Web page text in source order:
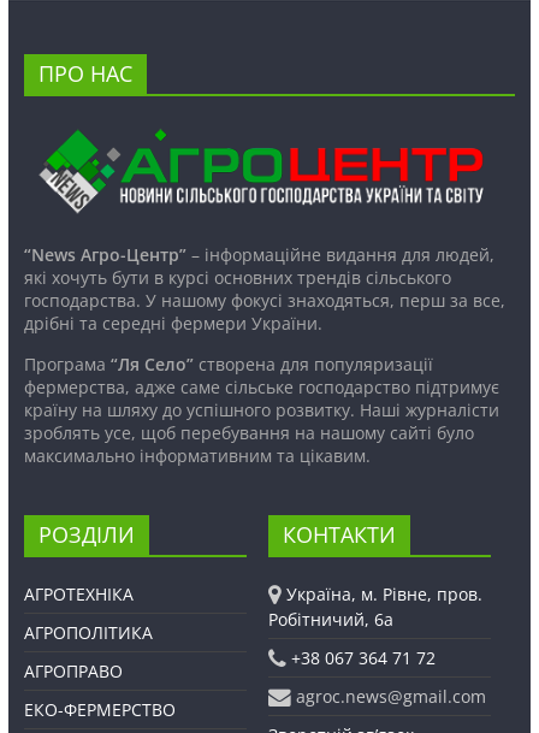
ПРО НАС
“News Агро-Центр”– інформаційне видання для людей,
які хочуть бути в курсі основних трендів сільського
господарства. У нашому фокусі знаходяться, перш за все,
дрібні та середні фермери України.
Програма “Ля Село”створена для популяризації
фермерства, адже саме сільське господарство підтримує
країну на шляху до успішного розвитку. Наші журналісти
зроблять усе, щоб перебування на нашому сайті було
максимально інформативним та цікавим.
РОЗДІЛИ
АГРОТЕХНІКА
АГРОПОЛІТИКА
АГРОПРАВО
ЕКО-ФЕРМЕРСТВО
КОНТАКТИ
Україна, м. Рівне, пров.
Робітничий, 6а
+38 067 364 71 72
agroc.news@gmail.com